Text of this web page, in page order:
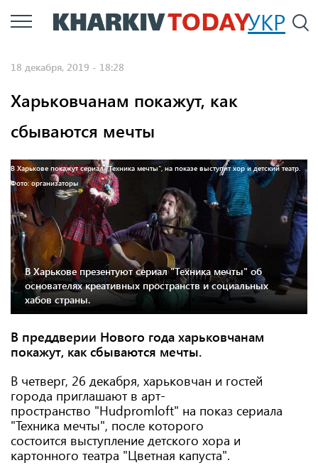
Перейти
к
УКР
18 декабря, 2019 - 18:28
Харьковчанам покажут, как
сбываются мечты
В Харькове покажут сериал "Техника мечты", на показе выступит хор и детский театр.
Фото: организаторы
В Харькове презентуют сериал "Техника мечты" об
основателях креативных пространств и социальных
хабов страны.
В преддверии Нового года харьковчанам
покажут, как сбываются мечты.
В четверг, 26 декабря, харьковчан и гостей
города приглашают в арт-
пространство "Hudpromloft" на показ сериала
"Техника мечты", после которого
состоится выступление детского хора и
картонного театра "Цветная капуста".